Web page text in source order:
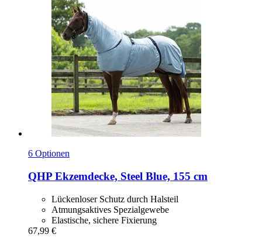
6 Optionen
QHP Ekzemdecke, Steel Blue, 155 cm
Lückenloser Schutz durch Halsteil
Atmungsaktives Spezialgewebe
Elastische, sichere Fixierung
67,99 €